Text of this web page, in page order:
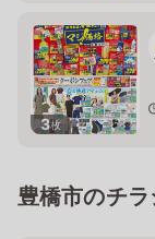
3枚
豊橋市のチラ